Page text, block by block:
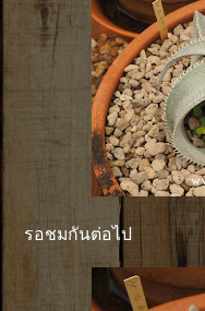
รอชมกันต่อไป